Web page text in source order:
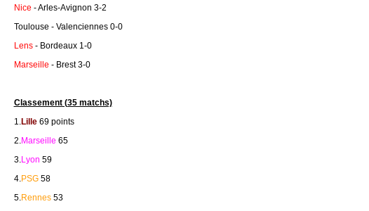
Nice - Arles-Avignon 3-2
Toulouse - Valenciennes 0-0
Lens- Bordeaux 1-0
Marseille - Brest 3-0
Classement (35 matchs)
1. Lille 69 points
2. Marseille 65
3. Lyon 59
4. PSG 58
5. Rennes 53